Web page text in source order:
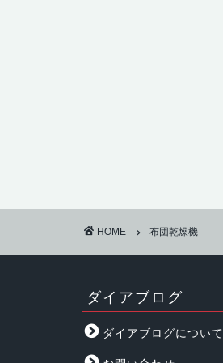
HOME 布団乾燥機
ダイアブログ
ダイアブログについて